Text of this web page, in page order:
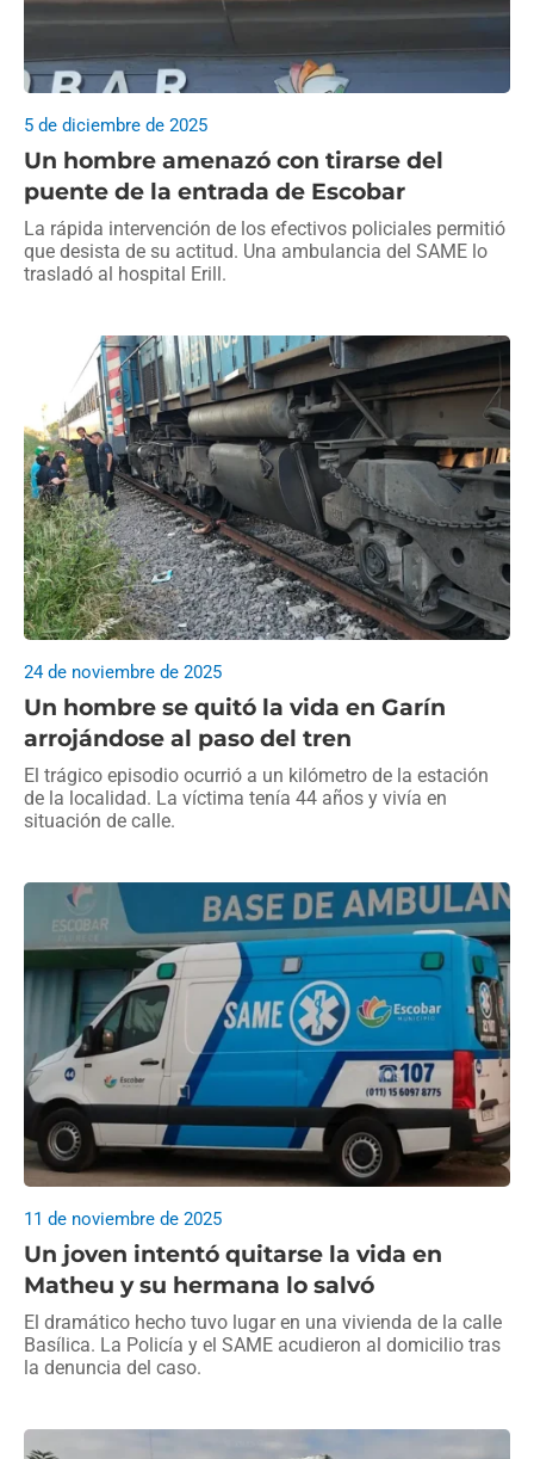
Un hombre amenazó con tirarse del
puente de la entrada de Escobar
5 de diciembre de 2025
La rápida intervención de los efectivos policiales permitió
que desista de su actitud. Una ambulancia del SAME lo
trasladó al hospital Erill.
Un hombre se quitó la vida en Garín
arrojándose al paso del tren
24 de noviembre de 2025
El trágico episodio ocurrió a un kilómetro de la estación
de la localidad. La víctima tenía 44 años y vivía en
situación de calle.
Un joven intentó quitarse la vida en
Matheu y su hermana lo salvó
11 de noviembre de 2025
El dramático hecho tuvo lugar en una vivienda de la calle
Basílica. La Policía y el SAME acudieron al domicilio tras
la denuncia del caso.